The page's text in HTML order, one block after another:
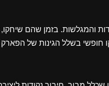
והמגלשות. בזמן שהם שיחקו,
בשלל הגינות של